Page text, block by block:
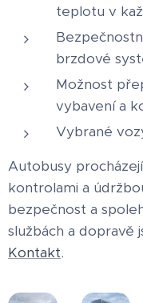
teplotu v
brzdové
Možnost
vybavení a
Vybrané
Autobusy
kontrolami a
bezpečnost a
službách a dopravě
Kontakt.